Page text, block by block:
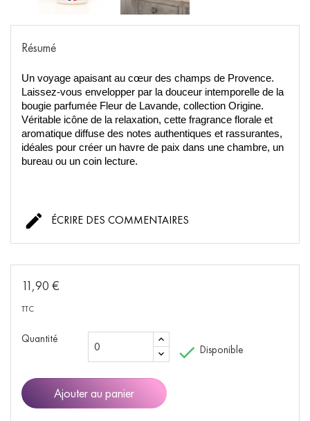
Résumé
Un voyage apaisant au cœur des champs de Provence.
Laissez-vous envelopper par la douceur intemporelle de la
bougie parfumée Fleur de Lavande, collection Origine.
Véritable icône de la relaxation, cette fragrance florale et
aromatique diffuse des notes authentiques et rassurantes,
idéales pour créer un havre de paix dans une chambre, un
bureau ou un coin lecture.
 ÉCRIRE DES COMMENTAIRES
11,90 €
TTC
Quantité
Ajouter au panier
 Disponible